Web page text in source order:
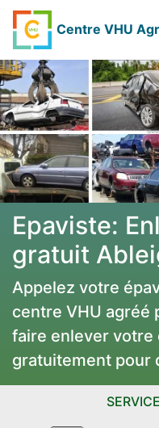
Centre VHU
Epaviste:
gratuit
Appelez votre
centre VHU agréé
faire enlever votre
gratuitement pour